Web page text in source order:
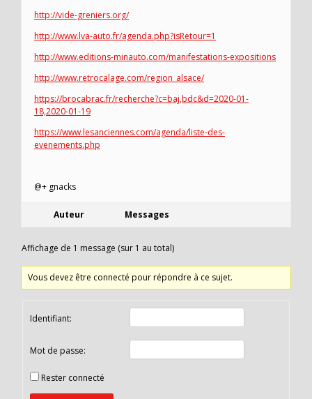
http://vide-greniers.org/
http://www.lva-auto.fr/agenda.php?isRetour=1
http://www.editions-minauto.com/manifestations-expositions
http://www.retrocalage.com/region_alsace/
https://brocabrac.fr/recherche?c=baj,bdc&d=2020-01-
18,2020-01-19
https://www.lesanciennes.com/agenda/liste-des-
evenements.php
@+ gnacks
Auteur Messages
Affichage de 1 message (sur 1 au total)
Vous devez être connecté pour répondre à ce sujet.
Identifiant:
Mot de passe:
Rester connecté